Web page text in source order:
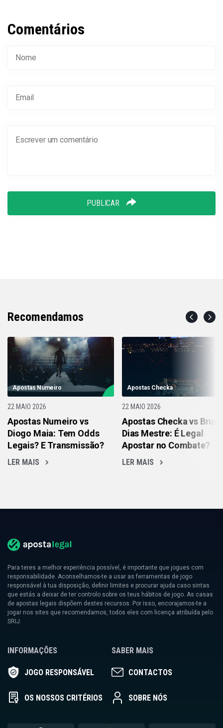
Comentários
PUBLICAR
Recomendamos
Apostas Numeiro
22 MAIO 2026
Apostas Numeiro vs
Diogo Maia: Tem Odds
Legais? E Transmissão?
LER MAIS
Apostas Checka
22 MAIO 2026
Apostas Checka vs
Dias Mestre: É Legal
Apostar no Combate?
LER MAIS
Para teres a melhor experiência possível, é importante que jogues com
responsabilidade. Aconselhamos-te a usar as ferramentas de jogo
responsável à tua disposição, definir limites e procurar ajuda caso sintas
que estás a deixar de ter controlo sobre os teus hábitos de jogo. As casas
de apostas legais dispõem destes recursos. Por isso, encorajamos-te a
jogar nos sites que recomendamos, todos eles com licença atribuída pelo
SRIJ.
INFORMAÇÕES
JOGO RESPONSÁVEL
OS NOSSOS CRITÉRIOS
SABER MAIS
CONTACTOS
SOBRE NÓS